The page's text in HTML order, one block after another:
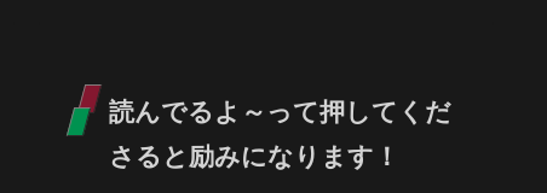
読んでるよ～って押してくだ
さると励みになります！